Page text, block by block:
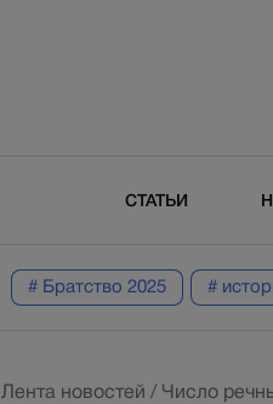
СТАТЬИ
# Братство 2025 #
Лента новостей / Число